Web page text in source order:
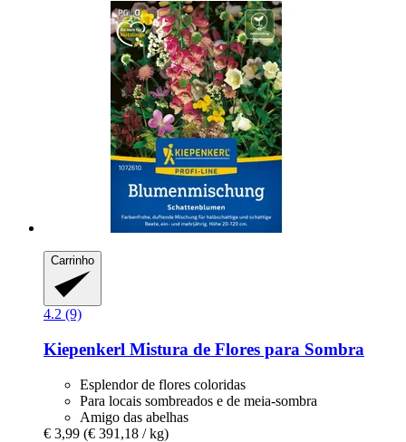
Carrinho
4.2 (9)
Kiepenkerl Mistura de Flores para Sombra
Esplendor de flores coloridas
Para locais sombreados e de meia-sombra
Amigo das abelhas
€ 3,99 (€ 391,18 / kg)